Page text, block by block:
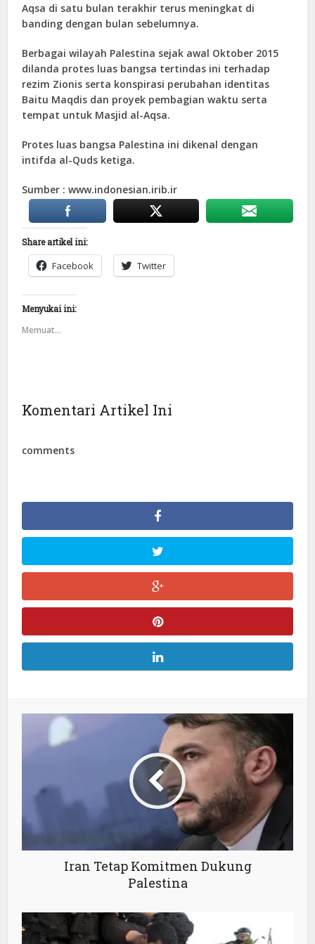
Aqsa di satu bulan terakhir terus meningkat di
banding dengan bulan sebelumnya.
Berbagai wilayah Palestina sejak awal Oktober 2015
dilanda protes luas bangsa tertindas ini terhadap
rezim Zionis serta konspirasi perubahan identitas
Baitu Maqdis dan proyek pembagian waktu serta
tempat untuk Masjid al-Aqsa.
Protes luas bangsa Palestina ini dikenal dengan
intifda al-Quds ketiga.
Sumber : www.indonesian.irib.ir
Share artikel ini:
Facebook Twitter
Menyukai ini:
Memuat...
Komentari Artikel Ini
comments
Iran Tetap Komitmen Dukung
Palestina